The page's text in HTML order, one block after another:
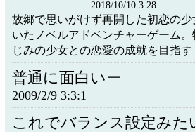
2018/10/10 3:28
故郷で思いがけず再開した初恋の
いたノベルアドベンチャーゲーム
じみの少女との恋愛の成就を目指す
普通に面白いー
2009/2/9 3:3:1
これでバランス設定み